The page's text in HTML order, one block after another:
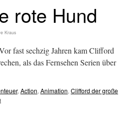
rote Hund
Kraus
fast sechzig Jahren kam Clifford
als das Fernsehen Serien über
, Action, Animation, Clifford der große